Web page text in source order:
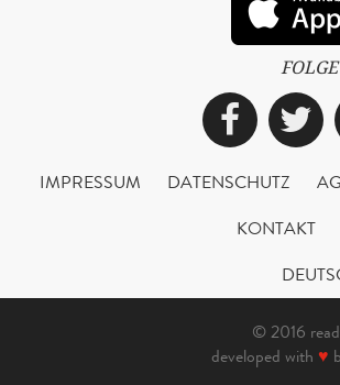
IMPRESSUM DATENSCHUTZ
KONTAKT
© 2016
developed with ♥